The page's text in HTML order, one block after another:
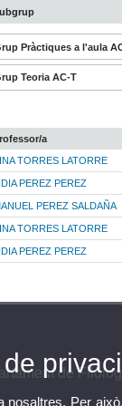
Pràctiques a l'aula
Teoria AC-T
a
TORRES LATORRE
PEREZ PEREZ
PEREZ SALDAÑA
TORRES LATORRE
PEREZ PEREZ
de
nosaltres. Per